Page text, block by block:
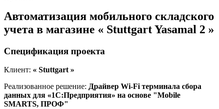
Автоматизация мобильного складского
учета в магазине « Stuttgart Yasamal 2 »
Спецификация проекта
Клиент: « Stuttgart »
Реализованное решение: Драйвер Wi-Fi терминала сбора
данных для «1С:Предприятия» на основе "Mobile
SMARTS, ПРОФ"